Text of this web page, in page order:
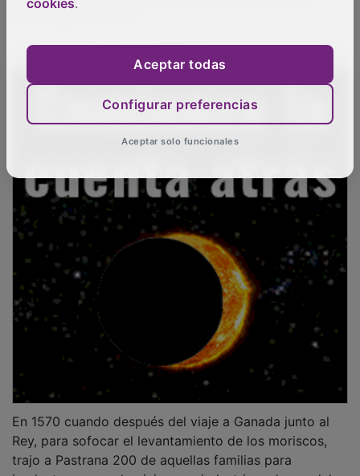
Pedro para hombres.
PUBLICIDAD
Rey, para sofocar el levantamiento de los moriscos,
trajo a Pastrana 200 de aquellas familias para
implantar en sus dominios una industria sedera y del
cookies.
Aceptar todas
Configurar preferencias
Aceptar solo funcionales